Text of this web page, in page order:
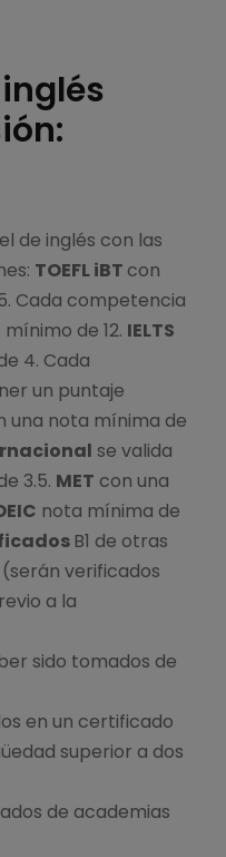
de inglés con las
TOEFL iBT con
Cada competencia
de 12. IELTS
4. Cada
un puntaje
una nota mínima de
se valida
3.5. MET con una
nota mínima de
B1 de otras
verificados
a la
sido tomados de
en un certificado
superior a dos
de academias